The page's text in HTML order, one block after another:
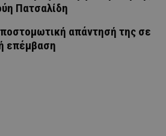
Πατσαλίδη
απάντησή της σε
επέμβαση